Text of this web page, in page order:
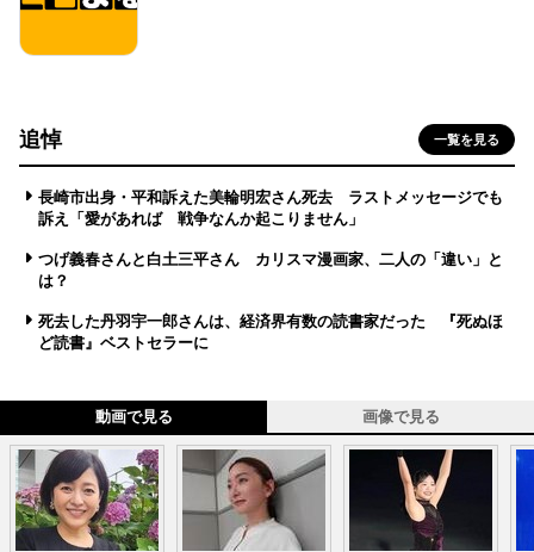
追悼 一覧を見る
長崎市出身・平和訴えた美輪明宏さん死去 ラストメッセージでも
訴え「愛があれば 戦争なんか起こりません」
つげ義春さんと白土三平さん カリスマ漫画家、二人の「違い」と
は？
死去した丹羽宇一郎さんは、経済界有数の読書家だった 『死ぬほ
ど読書』ベストセラーに
動画で見る 画像で見る